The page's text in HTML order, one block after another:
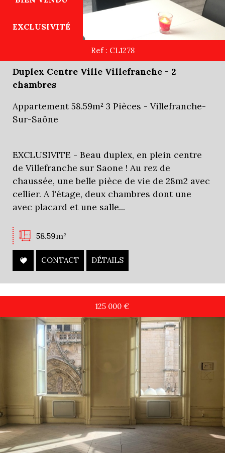
EXCLUSIVITÉ
Ref : CL1278
Duplex Centre Ville Villefranche - 2
chambres
Appartement 58.59m² 3 Pièces - Villefranche-
Sur-Saône
EXCLUSIVITE - Beau duplex, en plein centre
de Villefranche sur Saone ! Au rez de
chaussée, une belle pièce de vie de 28m2 avec
cellier. A l'étage, deux chambres dont une
avec placard et une salle...
58.59m²
CONTACT DÉTAILS
125 000 €